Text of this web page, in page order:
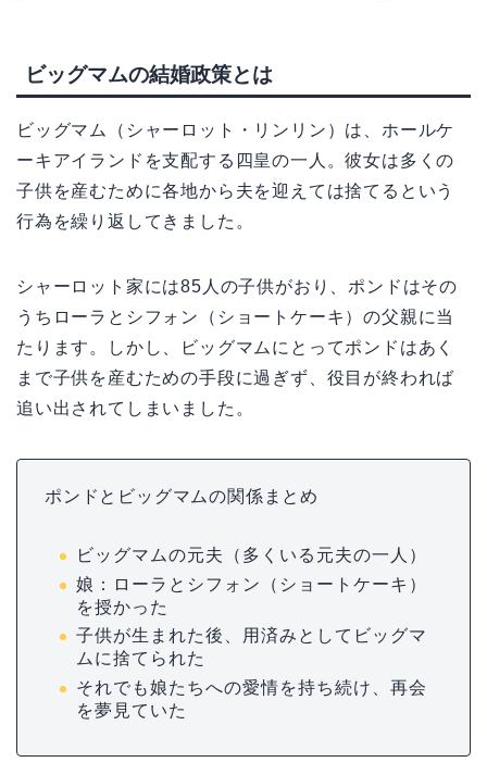
ビッグマムの結婚政策とは
ビッグマム（シャーロット・リンリン）は、ホールケ
ーキアイランドを支配する四皇の一人。彼女は多くの
子供を産むために各地から夫を迎えては捨てるという
行為を繰り返してきました。
シャーロット家には85人の子供がおり、ポンドはその
うちローラとシフォン（ショートケーキ）の父親に当
たります。しかし、ビッグマムにとってポンドはあく
まで子供を産むための手段に過ぎず、役目が終われば
追い出されてしまいました。
ポンドとビッグマムの関係まとめ
ビッグマムの元夫（多くいる元夫の一人）
娘：ローラとシフォン（ショートケーキ）
を授かった
子供が生まれた後、用済みとしてビッグマ
ムに捨てられた
それでも娘たちへの愛情を持ち続け、再会
を夢見ていた